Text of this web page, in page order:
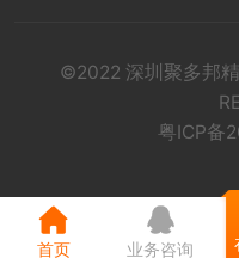
©2022 深圳聚多邦
粤ICP备
首页 业务咨询